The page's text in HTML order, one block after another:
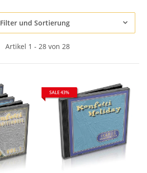
Filter und Sortierung
Artikel 1 - 28 von 28
SALE 43%